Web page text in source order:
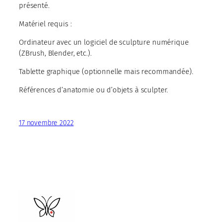
présenté.
Matériel requis :
Ordinateur avec un logiciel de sculpture numérique
(ZBrush, Blender, etc.).
Tablette graphique (optionnelle mais recommandée).
Références d’anatomie ou d’objets à sculpter.
17 novembre 2022